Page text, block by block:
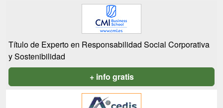
Título de Experto en Responsabilidad Social Corporativa
y Sostenibilidad
+ info gratis